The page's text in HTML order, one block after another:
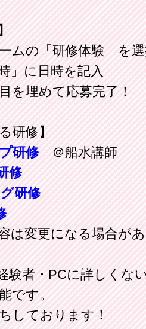
ムの「研修体験」を
」に日時を記入
を埋めて応募完了！
研修】
研修＠船水講師
修
研修
変更になる場合が
験者・PCに詳しくな
です。
しております！